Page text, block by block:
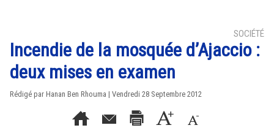
SOCIÉTÉ
Incendie de la mosquée d’Ajaccio :
deux mises en examen
Rédigé par Hanan Ben Rhouma | Vendredi 28 Septembre 2012